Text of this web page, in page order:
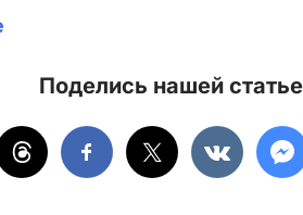
Поделись нашей